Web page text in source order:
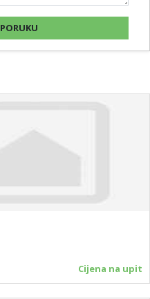
Cijena na upit